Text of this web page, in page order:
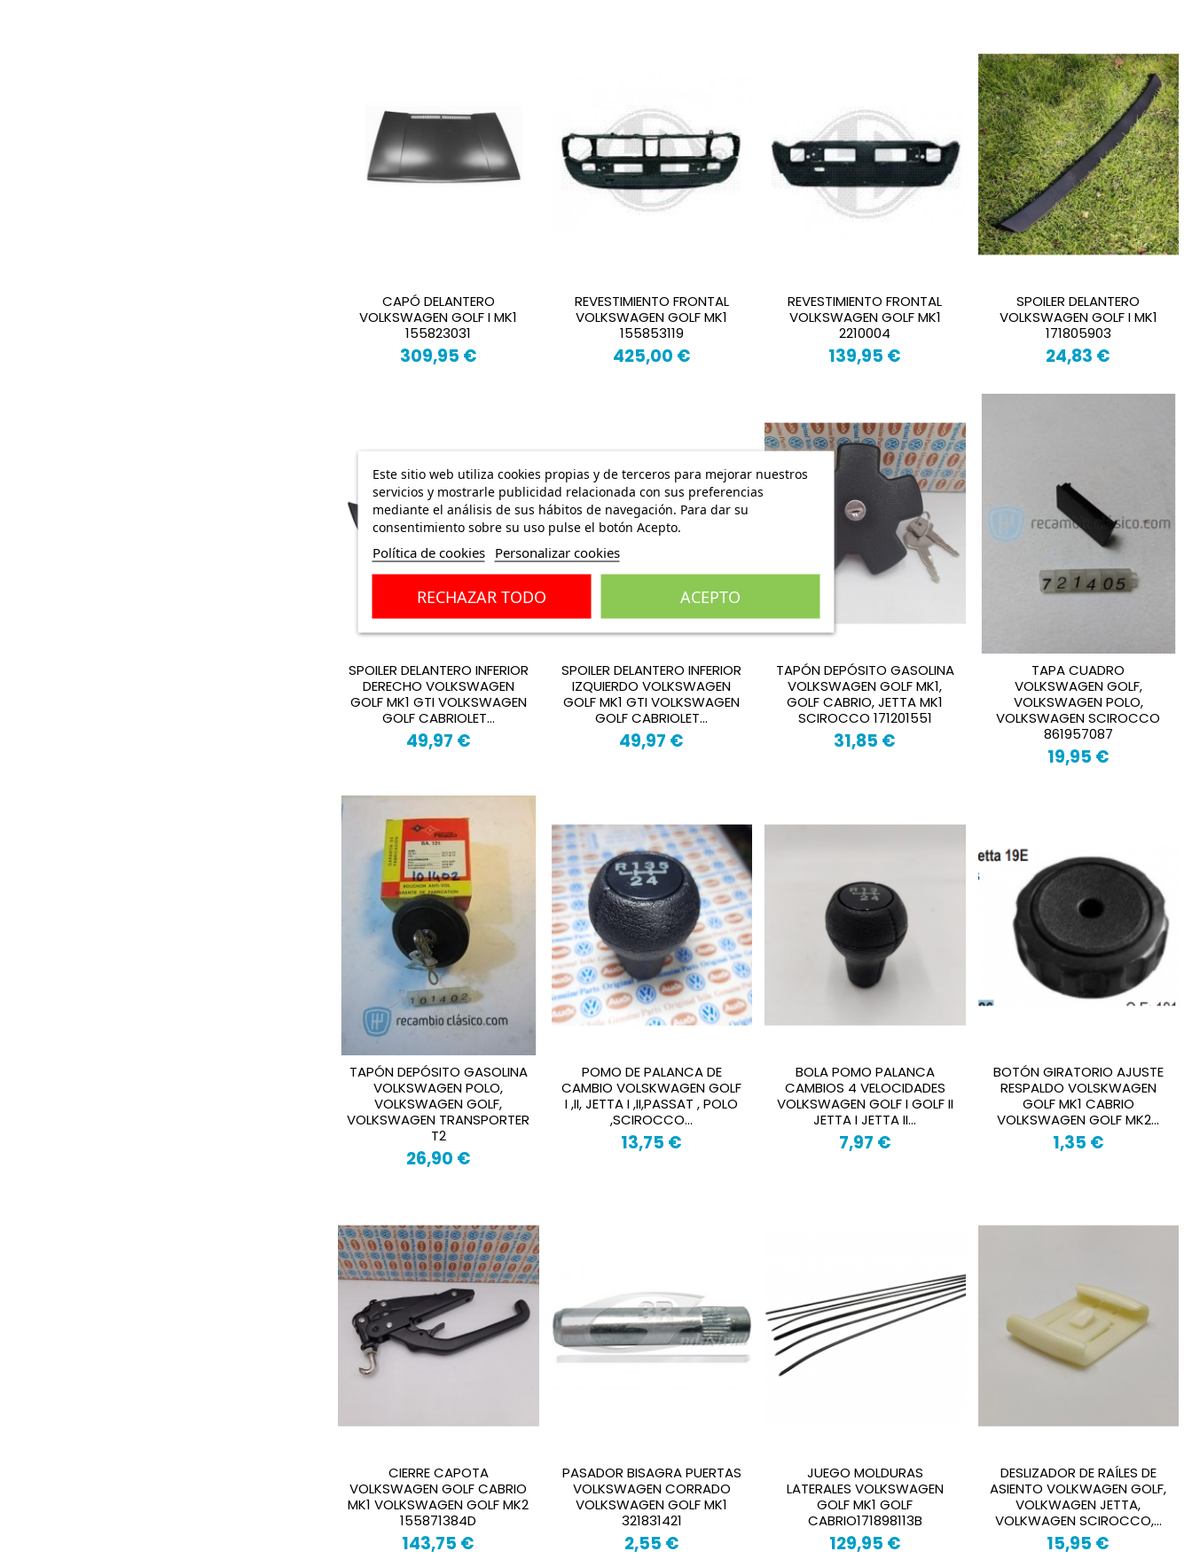
CAPÓ DELANTERO
VOLKSWAGEN GOLF I MK1
155823031
309,95 €
REVESTIMIENTO FRONTAL
VOLKSWAGEN GOLF MK1
155853119
425,00 €
REVESTIMIENTO FRONTAL
VOLKSWAGEN GOLF MK1
2210004
139,95 €
SPOILER DELANTERO
VOLKSWAGEN GOLF I MK1
171805903
24,83 €
SPOILER DELANTERO INFERIOR
DERECHO VOLKSWAGEN
GOLF MK1 GTI VOLKSWAGEN
GOLF CABRIOLET...
49,97 €
SPOILER DELANTERO INFERIOR
IZQUIERDO VOLKSWAGEN
GOLF MK1 GTI VOLKSWAGEN
GOLF CABRIOLET...
49,97 €
TAPÓN DEPÓSITO GASOLINA
VOLKSWAGEN GOLF MK1,
GOLF CABRIO, JETTA MK1
SCIROCCO 171201551
31,85 €
TAPA CUADRO
VOLKSWAGEN GOLF,
VOLKSWAGEN POLO,
VOLKSWAGEN SCIROCCO
861957087
19,95 €
TAPÓN DEPÓSITO GASOLINA
VOLKSWAGEN POLO,
VOLKSWAGEN GOLF,
VOLKSWAGEN TRANSPORTER
T2
26,90 €
POMO DE PALANCA DE
CAMBIO VOLSKWAGEN GOLF
I ,II, JETTA I ,II,PASSAT , POLO
,SCIROCCO...
13,75 €
BOLA POMO PALANCA
CAMBIOS 4 VELOCIDADES
VOLKSWAGEN GOLF I GOLF II
JETTA I JETTA II...
7,97 €
BOTÓN GIRATORIO AJUSTE
RESPALDO VOLSKWAGEN
GOLF MK1 CABRIO
VOLKSWAGEN GOLF MK2...
1,35 €
CIERRE CAPOTA
VOLKSWAGEN GOLF CABRIO
MK1 VOLKSWAGEN GOLF MK2
155871384D
143,75 €
PASADOR BISAGRA PUERTAS
VOLKSWAGEN CORRADO
VOLKSWAGEN GOLF MK1
321831421
2,55 €
JUEGO MOLDURAS
LATERALES VOLKSWAGEN
GOLF MK1 GOLF
CABRIO171898113B
129,95 €
DESLIZADOR DE RAÍLES DE
ASIENTO VOLKWAGEN GOLF,
VOLKWAGEN JETTA,
VOLKWAGEN SCIROCCO,...
15,95 €
Este sitio web utiliza cookies propias y de terceros para mejorar nuestros
servicios y mostrarle publicidad relacionada con sus preferencias
mediante el análisis de sus hábitos de navegación. Para dar su
consentimiento sobre su uso pulse el botón Acepto.
Política de cookies Personalizar cookies
RECHAZAR TODO ACEPTO